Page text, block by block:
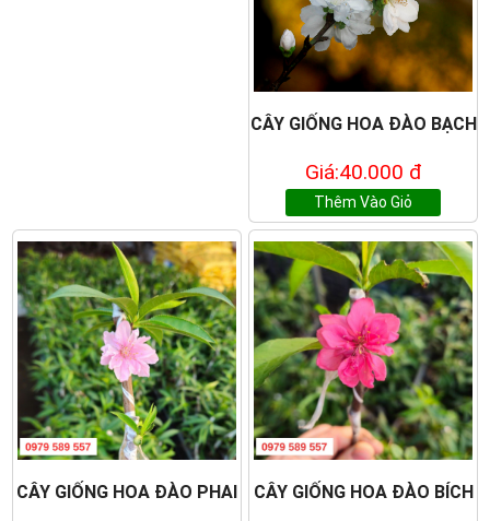
CÂY GIỐNG HOA ĐÀO BẠCH
Giá:40.000 đ
Thêm Vào Giỏ
CÂY GIỐNG HOA ĐÀO PHAI CÂY GIỐNG HOA ĐÀO BÍCH